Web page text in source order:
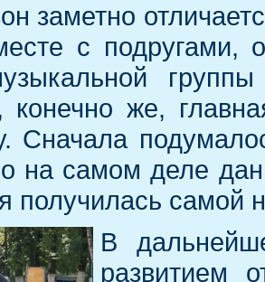
заметно
с подругами,
же,
Сначала
на самом деле
получилась самой
В
развитием